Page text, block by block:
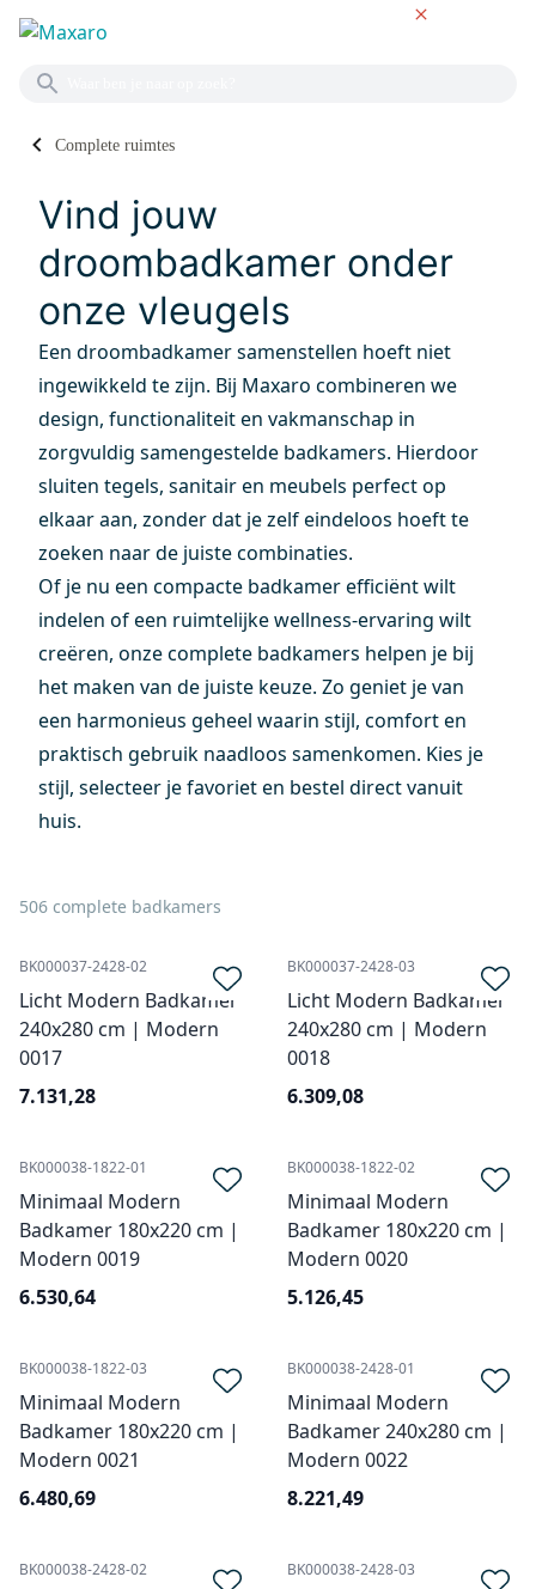
COMPLETE BADKAMERS
Complete ruimtes
Vind jouw
droombadkamer onder
onze vleugels
Een droombadkamer samenstellen hoeft niet
ingewikkeld te zijn. Bij Maxaro combineren we
design, functionaliteit en vakmanschap in
zorgvuldig samengestelde badkamers. Hierdoor
sluiten tegels, sanitair en meubels perfect op
elkaar aan, zonder dat je zelf eindeloos hoeft te
zoeken naar de juiste combinaties.
Of je nu een compacte badkamer efficiënt wilt
indelen of een ruimtelijke wellness-ervaring wilt
creëren, onze complete badkamers helpen je bij
het maken van de juiste keuze. Zo geniet je van
een harmonieus geheel waarin stijl, comfort en
praktisch gebruik naadloos samenkomen. Kies je
stijl, selecteer je favoriet en bestel direct vanuit
huis.
506 complete badkamers
BK000037-2428-02
Licht Modern Badkamer
240x280 cm | Modern
0017
7.131,28
BK000037-2428-03
Licht Modern Badkamer
240x280 cm | Modern
0018
6.309,08
BK000038-1822-01
Minimaal Modern
Badkamer 180x220 cm |
Modern 0019
6.530,64
BK000038-1822-02
Minimaal Modern
Badkamer 180x220 cm |
Modern 0020
5.126,45
BK000038-1822-03
Minimaal Modern
Badkamer 180x220 cm |
Modern 0021
6.480,69
BK000038-2428-01
Minimaal Modern
Badkamer 240x280 cm |
Modern 0022
8.221,49
BK000038-2428-02 BK000038-2428-03